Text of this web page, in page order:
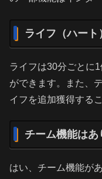
ライフ（ハート
ライフは30分ごとに
ができます。また、
イフを追加獲得する
チーム機能はあ
はい、チーム機能が